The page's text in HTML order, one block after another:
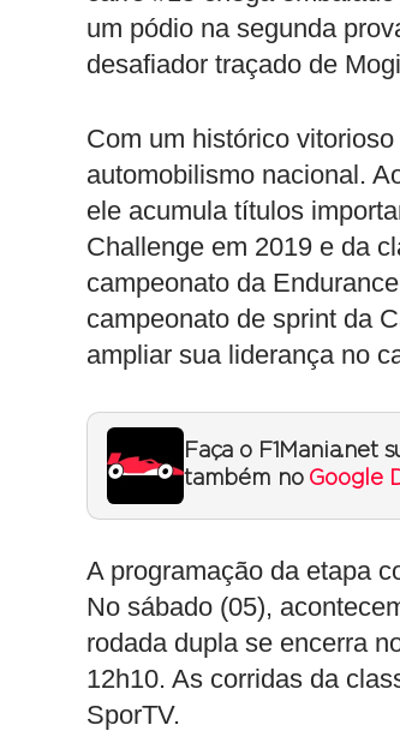
um pódio na segunda
desafiador traçado de
Com um histórico
automobilismo nacional.
ele acumula títulos
Challenge em 2019 e da
campeonato da
campeonato de sprint da
ampliar sua liderança no
Faça o F1Mania.net
também no Google
A programação da etapa
No sábado (05),
rodada dupla se encerra
12h10. As corridas da
SporTV.